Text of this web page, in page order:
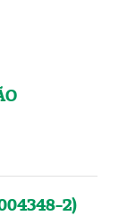
2)